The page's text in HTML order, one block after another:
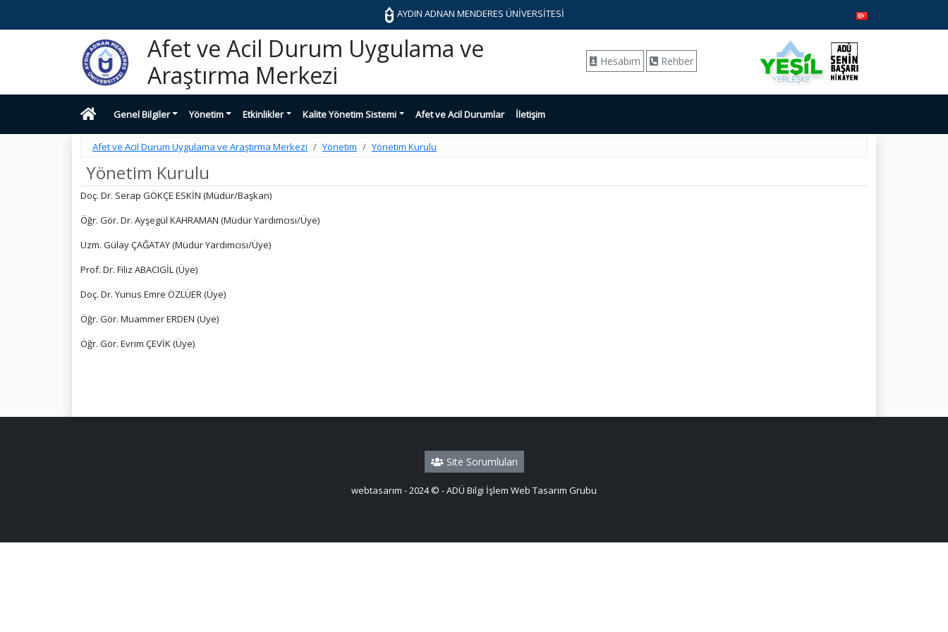
AYDIN ADNAN MENDERES ÜNİVERSİTESİ
Afet ve Acil Durum Uygulama ve
Araştırma Merkezi
Hesabım Rehber
Genel Bilgiler Yönetim Etkinlikler Kalite Yönetim Sistemi Afet ve Acil Durumlar İletişim
Afet ve Acil Durum Uygulama ve Araştırma Merkezi Yönetim Yönetim Kurulu
Yönetim Kurulu
Doç. Dr. Serap GÖKÇE ESKİN (Müdür/Başkan)
Öğr. Gör. Dr. Ayşegül KAHRAMAN (Müdür Yardımcısı/Üye)
Uzm. Gülay ÇAĞATAY (Müdür Yardımcısı/Üye)
Prof. Dr. Filiz ABACIGİL (Üye)
Doç. Dr. Yunus Emre ÖZLÜER (Üye)
Öğr. Gör. Muammer ERDEN (Üye)
Öğr. Gör. Evrim ÇEVİK (Üye)
Site Sorumluları
webtasarım - 2024 © - ADÜ Bilgi İşlem Web Tasarım Grubu